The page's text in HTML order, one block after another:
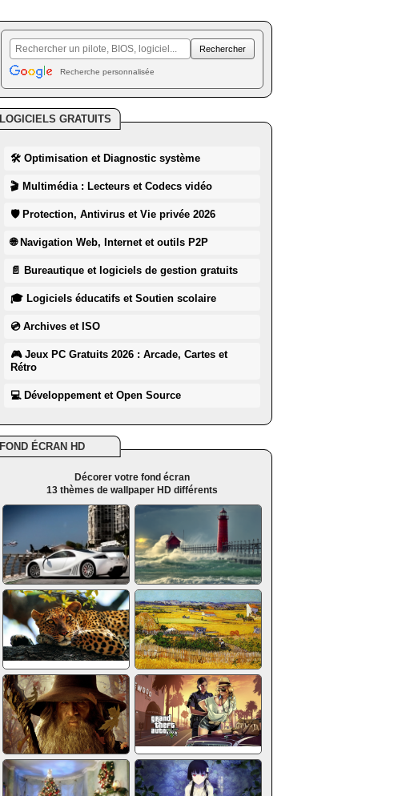
Recherche personnalisée
LOGICIELS GRATUITS
🛠 Optimisation et Diagnostic système
🎬 Multimédia : Lecteurs et Codecs vidéo
🛡 Protection, Antivirus et Vie privée 2026
🌐 Navigation Web, Internet et outils P2P
📄 Bureautique et logiciels de gestion gratuits
🎓 Logiciels éducatifs et Soutien scolaire
💿 Archives et ISO
🎮 Jeux PC Gratuits 2026 : Arcade, Cartes et
Rétro
💻 Développement et Open Source
FOND ÉCRAN HD
Décorer votre fond écran
13 thèmes de wallpaper HD différents